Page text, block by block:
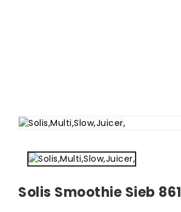
Solis Smoothie Sieb 861